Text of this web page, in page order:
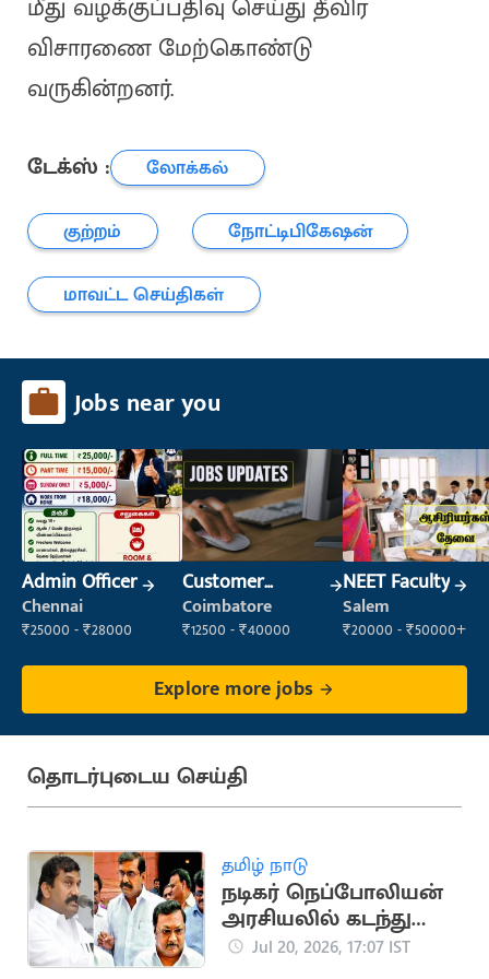
மீது வழக்குப்பதிவு செய்து தீவிர
விசாரணை மேற்கொண்டு
வருகின்றனர்.
டேக்ஸ் :
லோக்கல்
குற்றம்
நோட்டிபிகேஷன்
மாவட்ட செய்திகள்
Jobs near you
Admin Officer
Chennai
₹25000 - ₹28000
Customer
Support Officer
Coimbatore
₹12500 - ₹40000
NEET Faculty
Salem
₹20000 - ₹50000+
Explore more jobs
தொடர்புடைய செய்தி
தமிழ் நாடு
நடிகர் நெப்போலியன்
அரசியலில் கடந்து
வந்த முக்கிய
Jul 20, 2026, 17:07 IST